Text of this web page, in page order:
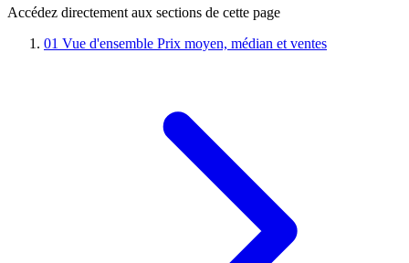
Accédez directement aux sections de cette page
01 Vue d'ensemble Prix moyen, médian et ventes